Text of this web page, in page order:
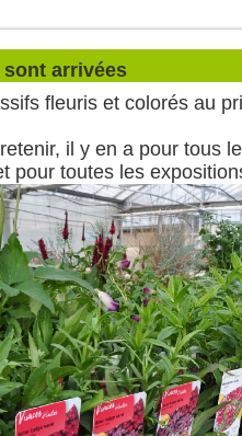
arrivées
fleuris et colorés au
il y en a pour tous
pour toutes les